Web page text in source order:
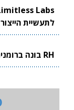
לתעשיית הייצור
RH בונה ברומניה תשתית ייצור ביטחוני ישראלית